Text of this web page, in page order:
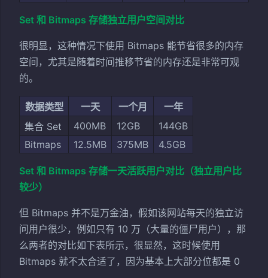
Set 和 Bitmaps 存储独立用户空间对比
很明显，这种情况下使用 Bitmaps 能节省很多的内存
空间，尤其是随着时间推移节省的内存还是非常可观
的。
数据类型 一天 一个月
一年
集合 Set
400MB 12GB
144GB
Bitmaps
12.5MB 375MB 4.5GB
Set 和 Bitmaps 存储一天活跃用户对比（独立用户比
较少）
但 Bitmaps 并不是万金油，假如该网站每天的独立访
问用户很少，例如只有 10 万（大量的僵尸用户），那
么两者的对比如下表所示，很显然，这时候使用
Bitmaps 就不太合适了，因为基本上大部分位都是 0